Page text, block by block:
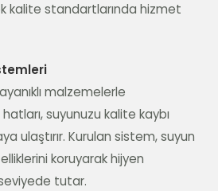
kalite standartlarında hizmet
malzemelerle
suyunuzu kalite kaybı
ulaştırır. Kurulan sistem, suyun
koruyarak hijyen
tutar.